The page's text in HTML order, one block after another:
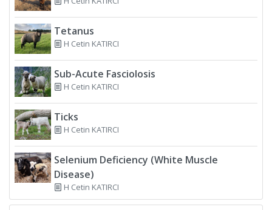
Tetanus
H Cetin KATIRCI
Sub-Acute Fasciolosis
H Cetin KATIRCI
Ticks
H Cetin KATIRCI
Selenium Deficiency (White Muscle
Disease)
H Cetin KATIRCI